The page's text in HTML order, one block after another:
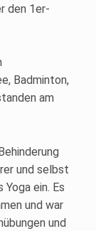
den 1er-
Badminton,
am
und selbst
ein. Es
und war
und